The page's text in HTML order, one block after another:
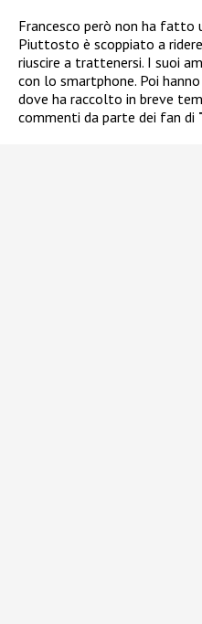
Francesco però non ha fatto
Piuttosto è scoppiato a
riuscire a trattenersi. I suoi
con lo smartphone. Poi
dove ha raccolto in breve
commenti da parte dei fan di